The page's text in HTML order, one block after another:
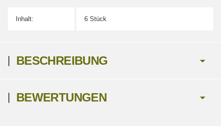
Inhalt: 6 Stück
BESCHREIBUNG
BEWERTUNGEN